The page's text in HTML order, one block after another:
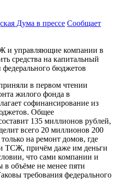
Дума в прессе Сообщает
и управляющие компании в
средства на капитальный
федерального бюджетов
в первом чтении
жилого фонда в
софинансирование из
Общее
135 миллионов рублей,
всего 20 миллионов 200
на ремонт домов, где
ТСЖ, причём даже им деньги
что сами компании и
объёме не менее пяти
требования федерального